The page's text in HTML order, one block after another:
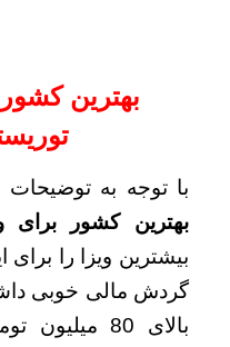
بهترین
با توجه به توضیحات
بهترین کشور برای
بیشترین ویزا را برای
گردش مالی خوبی
بالای 80